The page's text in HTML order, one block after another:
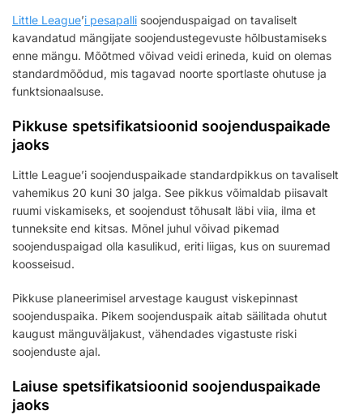
Little League’i pesapalli soojenduspaigad on tavaliselt
kavandatud mängijate soojendustegevuste hõlbustamiseks
enne mängu. Mõõtmed võivad veidi erineda, kuid on olemas
standardmõõdud, mis tagavad noorte sportlaste ohutuse ja
funktsionaalsuse.
Pikkuse spetsifikatsioonid soojenduspaikade
jaoks
Little League’i soojenduspaikade standardpikkus on tavaliselt
vahemikus 20 kuni 30 jalga. See pikkus võimaldab piisavalt
ruumi viskamiseks, et soojendust tõhusalt läbi viia, ilma et
tunneksite end kitsas. Mõnel juhul võivad pikemad
soojenduspaigad olla kasulikud, eriti liigas, kus on suuremad
koosseisud.
Pikkuse planeerimisel arvestage kaugust viskepinnast
soojenduspaika. Pikem soojenduspaik aitab säilitada ohutut
kaugust mänguväljakust, vähendades vigastuste riski
soojenduste ajal.
Laiuse spetsifikatsioonid soojenduspaikade
jaoks